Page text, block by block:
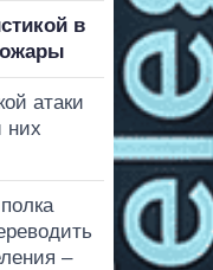
в
атаки
них
–